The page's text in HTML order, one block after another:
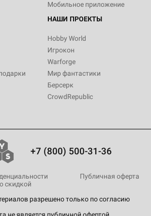
Мобильное приложение
НАШИ ПРОЕКТЫ
Hobby World
Игрокон
Warforge
Мир фантастики
Берсерк
CrowdRepublic
+7 (800) 500-31-36
разрешено только по согласию
Публичная оферта
скидкой